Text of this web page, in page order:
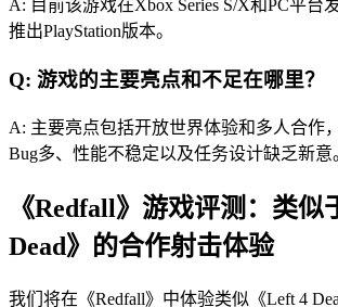
A: 目前该游戏在Xbox Series S/X和PC平台
推出PlayStation版本。
Q: 游戏的主要亮点和不足在哪里？
A: 主要亮点包括开放世界体验和多人合作
Bug多、性能不稳定以及任务设计缺乏新意
《Redfall》游戏评测：类似
Dead》的合作射击体验
我们将在《Redfall》中体验类似《Left 4